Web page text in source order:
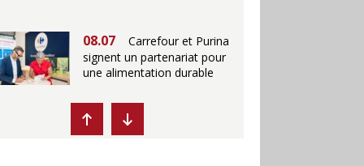
08.07
Carrefour et Purina
signent un partenariat pour
une alimentation durable
07.07
Ikea propose des